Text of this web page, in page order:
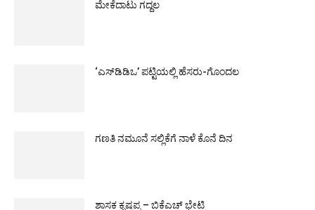
ಮೇಕೆದಾಟು ಗದ್ದಲ
‘ಎಸ್‌ಡಿಡಿಒ’ ಪಟ್ಟಿಯಲ್ಲಿ ಹೆಸರು-ಗೊಂದಲ
ಗಣತಿ ನಮೂನೆ ಸಲ್ಲಿಕೆಗೆ ನಾಳೆ ಕೊನೆ ದಿನ
ಶಾಸಕ ಕೃಷ್ಣಪ್ಪ – ಬಿಕೆಎಚ್ ಭೇಟಿ